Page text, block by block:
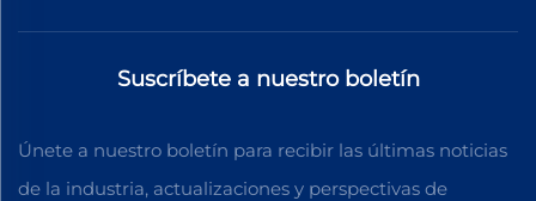
Suscríbete a nuestro boletín
Únete a nuestro boletín para recibir las últimas noticias
de la industria, actualizaciones y perspectivas de